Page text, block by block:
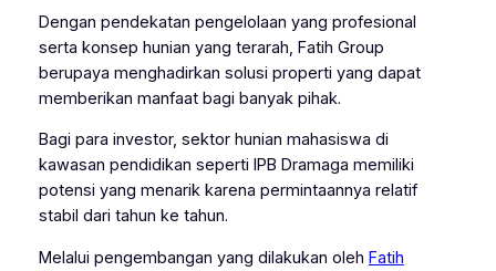
Dengan pendekatan pengelolaan yang profesional
serta konsep hunian yang terarah, Fatih Group
berupaya menghadirkan solusi properti yang dapat
memberikan manfaat bagi banyak pihak.
Bagi para investor, sektor hunian mahasiswa di
kawasan pendidikan seperti IPB Dramaga memiliki
potensi yang menarik karena permintaannya relatif
stabil dari tahun ke tahun.
Melalui pengembangan yang dilakukan oleh Fatih